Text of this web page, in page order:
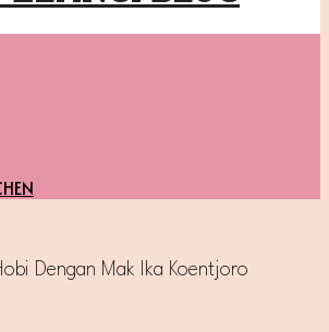
Dengan Mak Ika Koentjoro